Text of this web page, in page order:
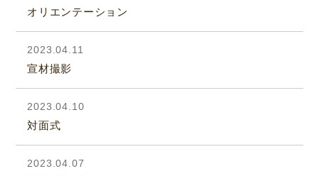
オリエンテーション
2023.04.11
宣材撮影
2023.04.10
対面式
2023.04.07